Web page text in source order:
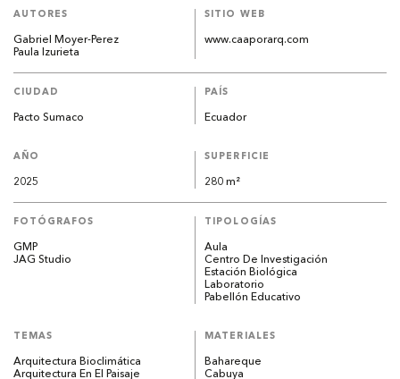
AUTORES
Gabriel Moyer-Perez
Paula Izurieta
SITIO WEB
www.caaporarq.com
CIUDAD
Pacto Sumaco
PAÍS
Ecuador
AÑO
2025
SUPERFICIE
280 m²
FOTÓGRAFOS
GMP
JAG Studio
TIPOLOGÍAS
Aula
Centro De Investigación
Estación Biológica
Laboratorio
Pabellón Educativo
TEMAS
Arquitectura Bioclimática
Arquitectura En El Paisaje
MATERIALES
Bahareque
Cabuya